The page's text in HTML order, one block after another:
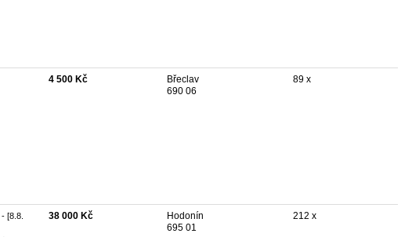
4 500 Kč
Břeclav
690 06
89 x
- [8.8.
38 000 Kč
Hodonín
695 01
212 x